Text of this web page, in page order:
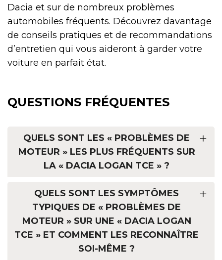
Dacia et sur de nombreux problèmes
automobiles fréquents. Découvrez davantage
de conseils pratiques et de recommandations
d’entretien qui vous aideront à garder votre
voiture en parfait état.
QUESTIONS FRÉQUENTES
QUELS SONT LES « PROBLÈMES DE
MOTEUR » LES PLUS FRÉQUENTS SUR
LA « DACIA LOGAN TCE » ?
QUELS SONT LES SYMPTÔMES
TYPIQUES DE « PROBLÈMES DE
MOTEUR » SUR UNE « DACIA LOGAN
TCE » ET COMMENT LES RECONNAÎTRE
SOI-MÊME ?